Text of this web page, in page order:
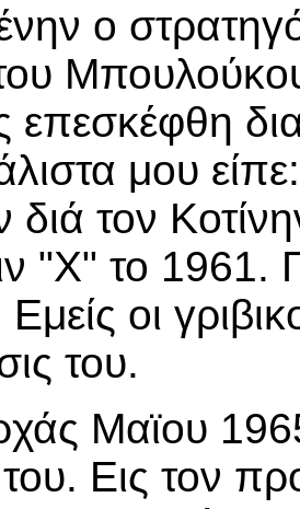
ο
επεσκέφθη
μου
τον
"Χ" το 1961.
οι
του.
Μαϊου
Εις τον